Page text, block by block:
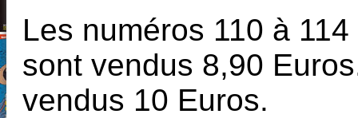
Les numéros 110 à
sont vendus 8,90
vendus 10 Euros.